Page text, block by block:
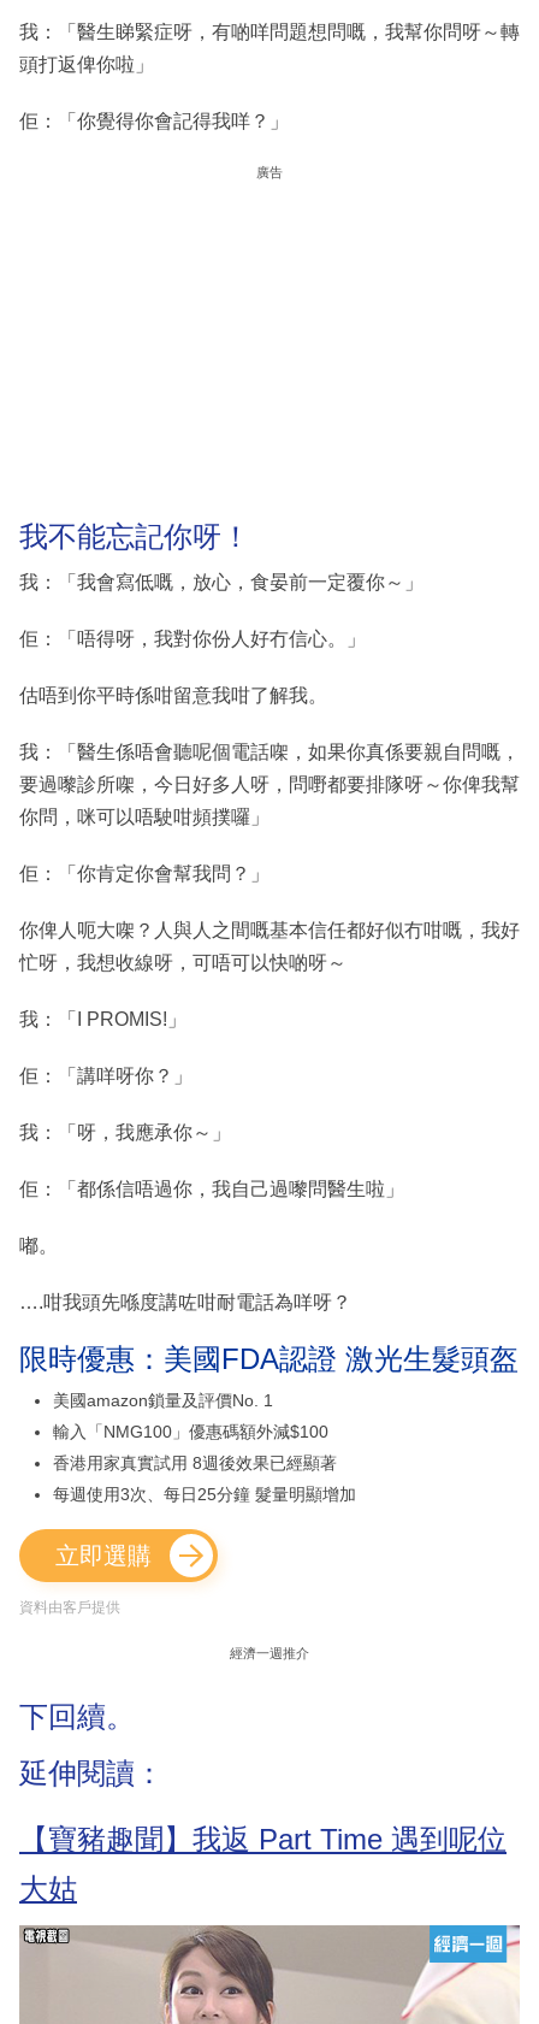
我：「醫生睇緊症呀，有啲咩問題想問嘅，我幫你問呀～轉
頭打返俾你啦」
佢：「你覺得你會記得我咩？」
廣告
我不能忘記你呀！
我：「我會寫低嘅，放心，食晏前一定覆你～」
佢：「唔得呀，我對你份人好冇信心。」
估唔到你平時係咁留意我咁了解我。
我：「醫生係唔會聽呢個電話㗎，如果你真係要親自問嘅，
要過嚟診所㗎，今日好多人呀，問嘢都要排隊呀～你俾我幫
你問，咪可以唔駛咁頻撲囉」
佢：「你肯定你會幫我問？」
你俾人呃大㗎？人與人之間嘅基本信任都好似冇咁嘅，我好
忙呀，我想收線呀，可唔可以快啲呀～
我：「I PROMIS!」
佢：「講咩呀你？」
我：「呀，我應承你～」
佢：「都係信唔過你，我自己過嚟問醫生啦」
嘟。
….咁我頭先喺度講咗咁耐電話為咩呀？
限時優惠：美國FDA認證 激光生髮頭盔
美國amazon鎖量及評價No. 1
輸入「NMG100」優惠碼額外減$100
香港用家真實試用 8週後效果已經顯著
每週使用3次、每日25分鐘 髮量明顯增加
立即選購
資料由客戶提供
經濟一週推介
下回續。
延伸閱讀：
【寶豬趣聞】我返 Part Time 遇到呢位
大姑